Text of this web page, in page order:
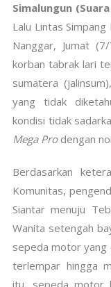
Simalungun
Lalu Lintas
Nanggar, Jumat
korban tabrak lari
sumatera
yang tidak
kondisi tidak
Mega Prodengan
Berdasarkan
Komunitas,
Siantar menuju
Wanita setengah
sepeda motor yang
terlempar hingga
itu, sepeda motor